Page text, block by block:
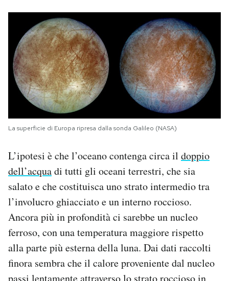
La superficie di Europa ripresa dalla sonda Galileo (NASA)
L’ipotesi è che l’oceano contenga circa il doppio
dell’acquadi tutti gli oceani terrestri, che sia
salato e che costituisca uno strato intermedio tra
l’involucro ghiacciato e un interno roccioso.
Ancora più in profondità ci sarebbe un nucleo
ferroso, con una temperatura maggiore rispetto
alla parte più esterna della luna. Dai dati raccolti
finora sembra che il calore proveniente dal nucleo